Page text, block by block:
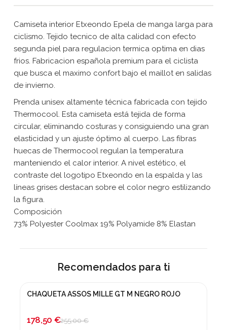
Camiseta interior Etxeondo Epela de manga larga para
ciclismo. Tejido tecnico de alta calidad con efecto
segunda piel para regulacion termica optima en dias
frios. Fabricacion española premium para el ciclista
que busca el maximo confort bajo el maillot en salidas
de invierno.
Prenda unisex altamente técnica fabricada con tejido
Thermocool. Esta camiseta está tejida de forma
circular, eliminando costuras y consiguiendo una gran
elasticidad y un ajuste óptimo al cuerpo. Las fibras
huecas de Thermocool regulan la temperatura
manteniendo el calor interior. A nivel estético, el
contraste del logotipo Etxeondo en la espalda y las
líneas grises destacan sobre el color negro estilizando
la figura.
Composición
73% Polyester Coolmax 19% Polyamide 8% Elastan
Recomendados para ti
¡En oferta!
CHAQUETA ASSOS MILLE GT M NEGRO ROJO
178,50 €255,00 €